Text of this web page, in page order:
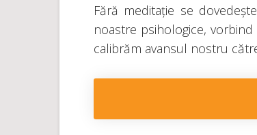
Fără meditație se
noastre psihologice,
calibrăm avansul nostru